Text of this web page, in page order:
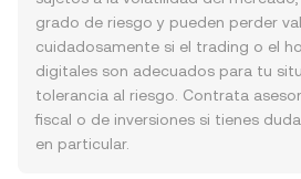
grado de riesgo y pueden perder
cuidadosamente si el trading o el
digitales son adecuados para tu
tolerancia al riesgo. Contrata
fiscal o de inversiones si tienes
en particular.